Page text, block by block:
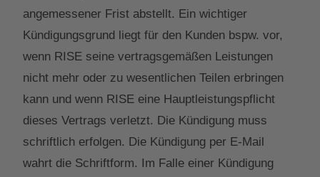
angemessener Frist abstellt. Ein wichtiger
Kündigungsgrund liegt für den Kunden bspw. vor,
wenn RISE seine vertragsgemäßen Leistungen
nicht mehr oder zu wesentlichen Teilen erbringen
kann und wenn RISE eine Hauptleistungspflicht
dieses Vertrags verletzt. Die Kündigung muss
schriftlich erfolgen. Die Kündigung per E-Mail
wahrt die Schriftform. Im Falle einer Kündigung